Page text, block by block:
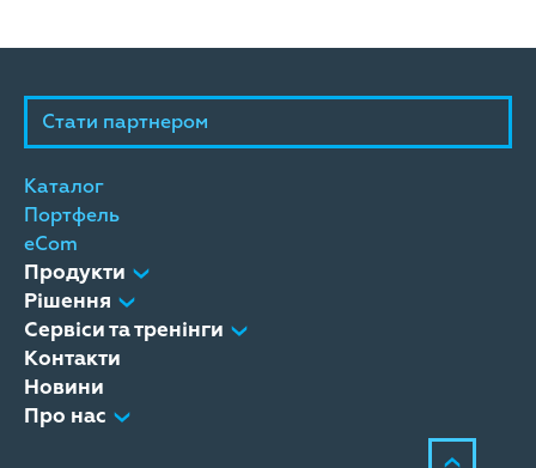
Стати партнером
Каталог
Портфель
eCom
Продукти
Рішення
Сервіси та тренінги
Контакти
Новини
Про нас